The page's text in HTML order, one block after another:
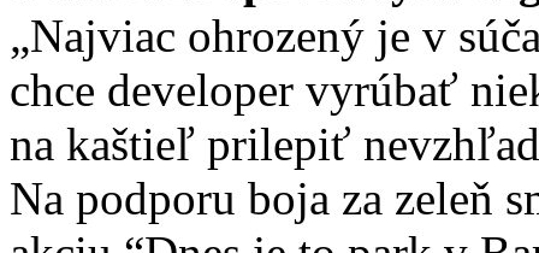
„Najviac ohrozený je v
chce developer vyrúbať
na kaštieľ prilepiť
Na podporu boja za zeleň